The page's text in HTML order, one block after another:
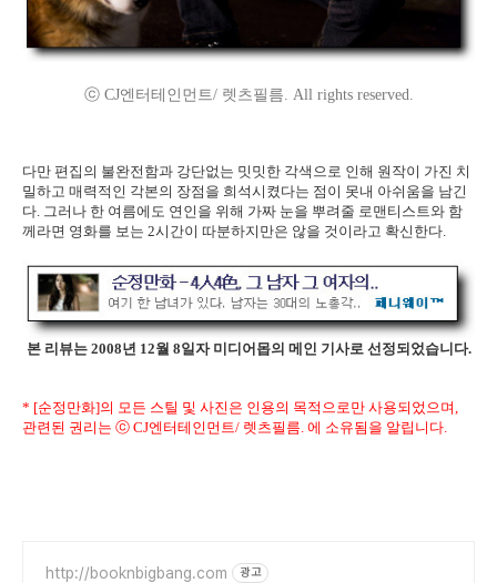
ⓒ CJ엔터테인먼트/ 렛츠필름. All rights reserved.
다만 편집의 불완전함과 강단없는 밋밋한 각색으로 인해 원작이 가진 치
밀하고 매력적인 각본의 장점을 희석시켰다는 점이 못내 아쉬움을 남긴
다. 그러나 한 여름에도 연인을 위해 가짜 눈을 뿌려줄 로맨티스트와 함
께라면 영화를 보는 2시간이 따분하지만은 않을 것이라고 확신한다.
본 리뷰는 2008년 12월 8일자 미디어몹의 메인 기사로 선정되었습니다.
* [순정만화]의 모든 스틸 및 사진은 인용의 목적으로만 사용되었으며,
관련된 권리는 ⓒ CJ엔터테인먼트/ 렛츠필름. 에 소유됨을 알립니다.
http://booknbigbang.com 광고